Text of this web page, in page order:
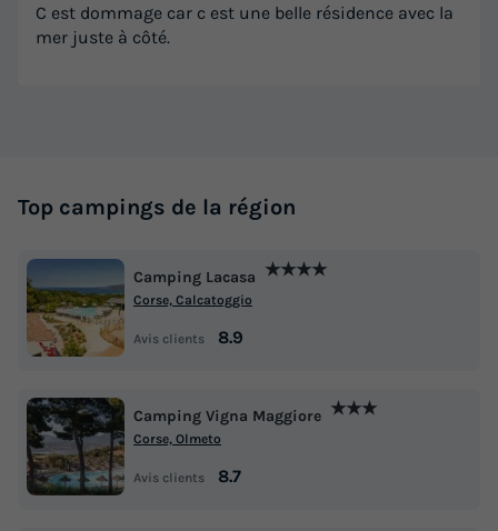
C est dommage car c est une belle résidence avec la
mer juste à côté.
Top campings de la région
Camping Lacasa ★★★★
Corse, Calcatoggio
Avis clients 8.9
Camping Vigna Maggiore ★★★
Corse, Olmeto
Avis clients 8.7